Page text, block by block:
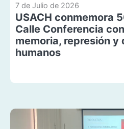
7 de Julio de 2026
USACH conmemora
Calle Conferencia
memoria, represión y
humanos